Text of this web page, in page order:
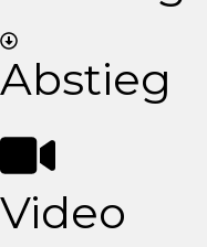
Abstieg
Video